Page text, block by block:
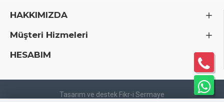
HAKKIMIZDA
Müşteri Hizmeleri
HESABIM
Tasarım ve destek Fikr-i Sermaye